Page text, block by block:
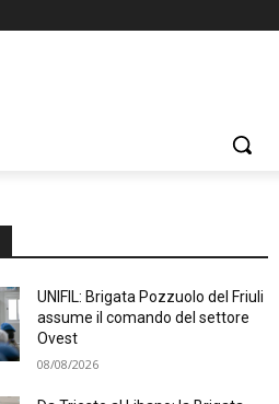
UNIFIL: Brigata Pozzuolo del Friuli
assume il comando del settore
Ovest
08/08/2026